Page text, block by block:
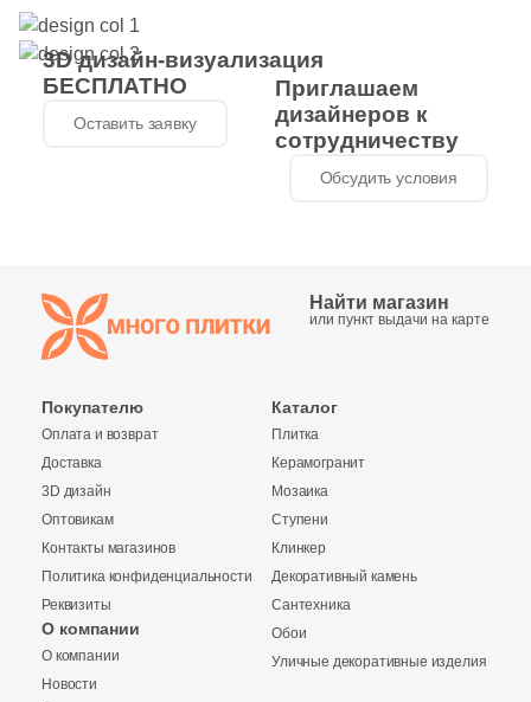
Цемент (104)
Штукатурка (7)
20x20 (15)
25x25 (10)
30x30 (2549
40x40 (7 )
45x45 (7 )
60x120 (
3D дизайн-визуализация
БЕСПЛАТНО
Оставить заявку
Приглашаем
дизайнеров к
сотрудничеству
Обсудить условия
Купить в 1 клик
Найти магазин
или пункт выдачи на карте
Покупателю
Оплата и возврат
Доставка
3D дизайн
Оптовикам
Контакты магазинов
Политика конфиденциальности
Реквизиты
О компании
О компании
Новости
Каталог
Плитка
Керамогранит
Мозаика
Ступени
Клинкер
Декоративный камень
Сантехника
Обои
Уличные декоративные изделия